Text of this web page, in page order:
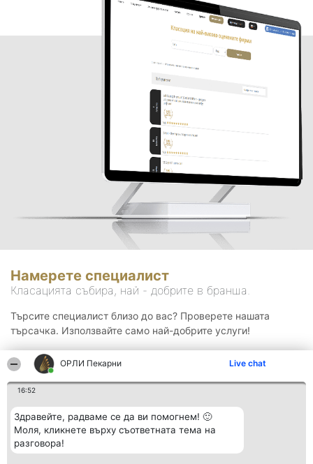
ОРЛИ Пекарни Live chat
16:52
Здравейте, радваме се да ви помогнем! 🙂
Моля, кликнете върху съответната тема на
разговора!
Намерете специалист
Класацията събира, най - добрите в бранша.
Търсите специалист близо до вас? Проверете нашата
търсачка. Използвайте само най-добрите услуги!